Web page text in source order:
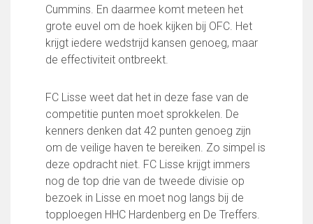
Zakelijk
LED-boarding NIEUW!
Sponsoren
Heeren van Ter Specke
Maatschappelijke bijdrage
Steun bij contributie
Support Casper
Dagbesteding ’s Heeren Loo
De gezonde sportkantine
Onze vrijwilligers en ereleden
Cummins. En daarmee komt meteen het
grote euvel om de hoek kijken bij OFC. Het
krijgt iedere wedstrijd kansen genoeg, maar
de effectiviteit ontbreekt.
FC Lisse weet dat het in deze fase van de
competitie punten moet sprokkelen. De
kenners denken dat 42 punten genoeg zijn
om de veilige haven te bereiken. Zo simpel is
deze opdracht niet. FC Lisse krijgt immers
nog de top drie van de tweede divisie op
bezoek in Lisse en moet nog langs bij de
topploegen HHC Hardenberg en De Treffers.